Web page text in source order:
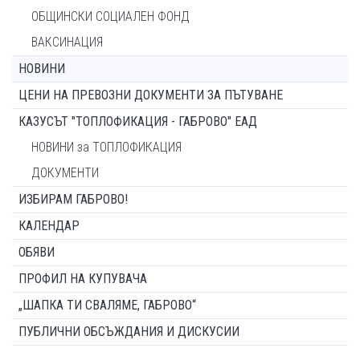
ОБЩИНСКИ СОЦИАЛЕН ФОНД
ВАКСИНАЦИЯ
НОВИНИ
ЦЕНИ НА ПРЕВОЗНИ ДОКУМЕНТИ ЗА ПЪТУВАНЕ
КАЗУСЪТ "ТОПЛОФИКАЦИЯ - ГАБРОВО" ЕАД
НОВИНИ за ТОПЛОФИКАЦИЯ
ДОКУМЕНТИ
ИЗБИРАМ ГАБРОВО!
КАЛЕНДАР
ОБЯВИ
ПРОФИЛ НА КУПУВАЧА
„ШАПКА ТИ СВАЛЯМЕ, ГАБРОВО“
ПУБЛИЧНИ ОБСЪЖДАНИЯ И ДИСКУСИИ